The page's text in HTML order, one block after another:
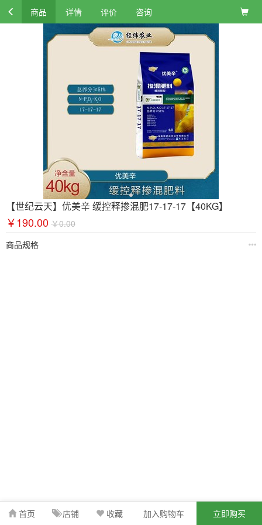
商品 详情 评价 咨询
【世纪云天】优美辛 缓控释掺混肥17-17-17【40KG】
￥190.00 ￥0.00
商品规格
首页 店铺 收藏 加入购物车 立即购买